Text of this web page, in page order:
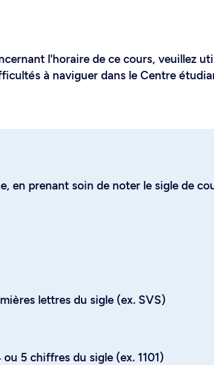
l'horaire de ce cours, veuillez
à naviguer dans le Centre
en prenant soin de noter le sigle de
lettres du sigle (ex. SVS)
5 chiffres du sigle (ex. 1101)